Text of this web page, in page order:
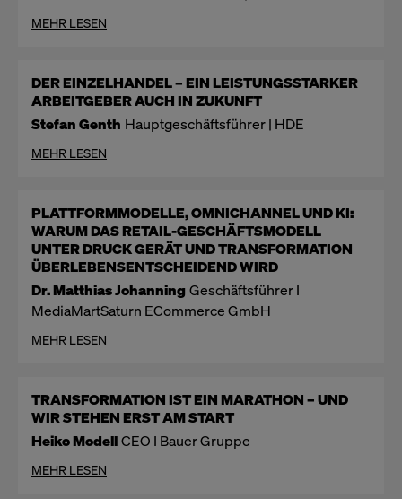
MEHR LESEN
DER EINZELHANDEL – EIN LEISTUNGSSTARKER
ARBEITGEBER AUCH IN ZUKUNFT
Stefan Genth Hauptgeschäftsführer | HDE
MEHR LESEN
PLATTFORMMODELLE, OMNICHANNEL UND KI:
WARUM DAS RETAIL-GESCHÄFTSMODELL
UNTER DRUCK GERÄT UND TRANSFORMATION
ÜBERLEBENSENTSCHEIDEND WIRD
Dr. Matthias JohanningGeschäftsführer I
MediaMartSaturn ECommerce GmbH
MEHR LESEN
TRANSFORMATION IST EIN MARATHON – UND
WIR STEHEN ERST AM START
Heiko ModellCEO I Bauer Gruppe
MEHR LESEN